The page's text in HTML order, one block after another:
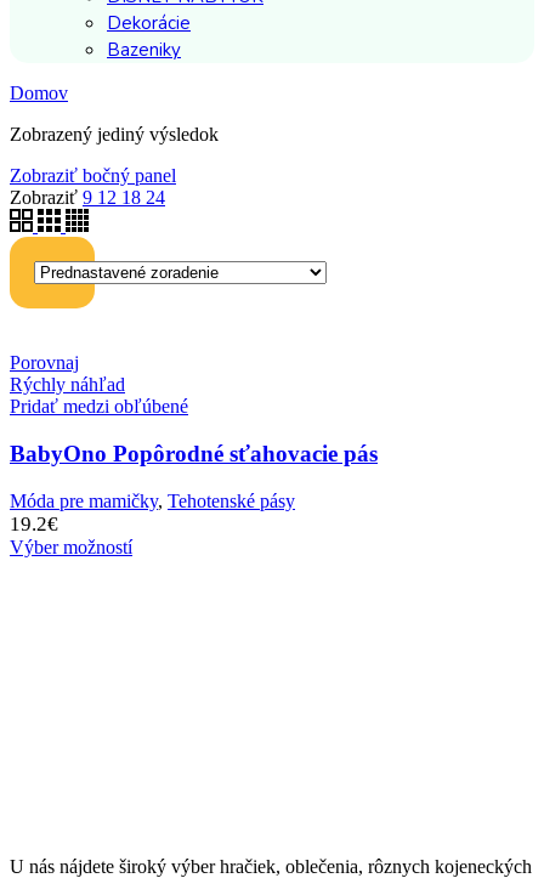
Dekorácie
Bazeniky
Domov
Zobrazený jediný výsledok
Zobraziť bočný panel
Zobraziť 9 12 18 24
Porovnaj
Rýchly náhľad
Pridať medzi obľúbené
BabyOno Popôrodné sťahovacie pás
Móda pre mamičky, Tehotenské pásy
19.2€
Výber možností
U nás nájdete široký výber hračiek, oblečenia, rôznych kojeneckých